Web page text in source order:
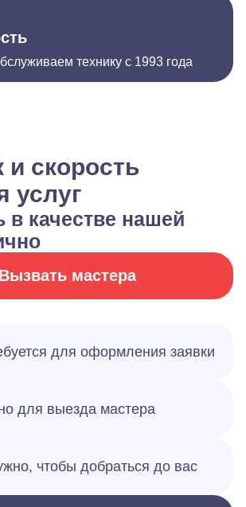
технику с 1993 года
и скорость
услуг
в качестве нашей
Вызвать мастера
для оформления заявки
для выезда мастера
чтобы добраться до вас